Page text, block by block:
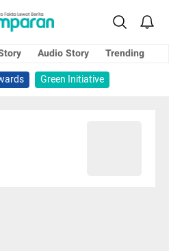
Audio Story
Trending
Green Initiative